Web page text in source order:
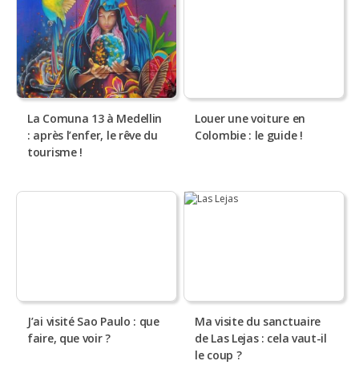
La Comuna 13 à Medellin
: après l’enfer, le rêve du
tourisme !
Louer une voiture en
Colombie : le guide !
J’ai visité Sao Paulo : que
faire, que voir ?
Ma visite du sanctuaire
de Las Lejas : cela vaut-il
le coup ?